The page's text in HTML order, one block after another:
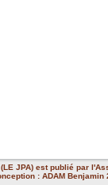
JPA) est publié par
: ADAM Benjamin